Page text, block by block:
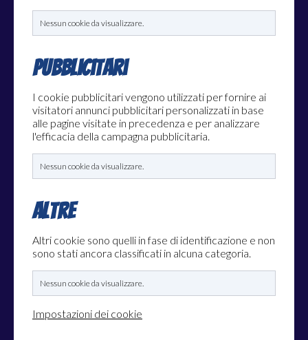
Nessun cookie da visualizzare.
Pubblicitari
I cookie pubblicitari vengono utilizzati per fornire ai
visitatori annunci pubblicitari personalizzati in base
alle pagine visitate in precedenza e per analizzare
l'efficacia della campagna pubblicitaria.
Nessun cookie da visualizzare.
Altre
Altri cookie sono quelli in fase di identificazione e non
sono stati ancora classificati in alcuna categoria.
Nessun cookie da visualizzare.
Impostazioni dei cookie